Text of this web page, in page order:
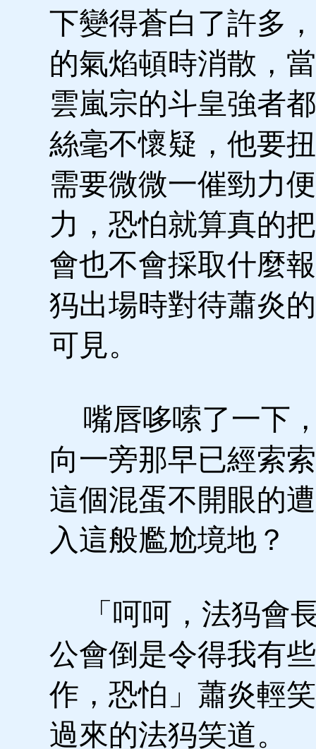
下變得蒼白了許多
的氣焰頓時消散，
雲嵐宗的斗皇強者
絲毫不懷疑，他要
需要微微一催勁力
力，恐怕就算真的
會也不會採取什麼
犸出場時對待蕭炎
可見。
嘴唇哆嗦了一下
向一旁那早已經索
這個混蛋不開眼的
入這般尷尬境地？
「呵呵，法犸會
公會倒是令得我有
作，恐怕」蕭炎輕
過來的法犸笑道。